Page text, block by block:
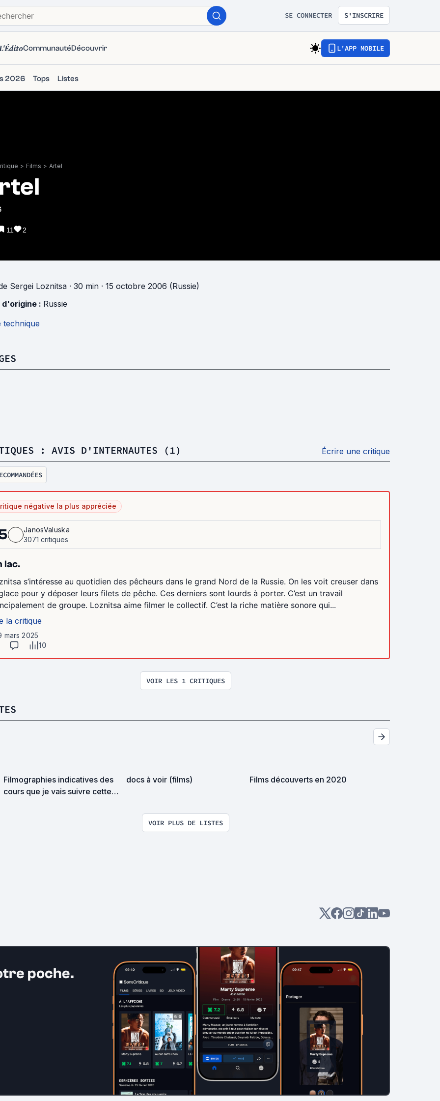
SE CONNECTER S'INSCRIRE
CommunautéDécouvrir L'APP MOBILE
2026 Tops Listes
> Films > Artel
11 2
Sergei Loznitsa · 30 min · 15 octobre 2006 (Russie)
d'origine : Russie
technique
: AVIS D'INTERNAUTES (1) Écrire une critique
négative la plus appréciée
JanosValuska
3071 critiques
lac.
s’intéresse au quotidien des pêcheurs dans le grand Nord de la Russie. On les voit creuser dans
pour y déposer leurs filets de pêche. Ces derniers sont lourds à porter. C’est un travail
de groupe. Loznitsa aime filmer le collectif. C’est la riche matière sonore qui...
la critique
mars 2025
10
VOIR LES 1 CRITIQUES
Filmographies indicatives des
cours que je vais suivre cette
docs à voir (films) Films découverts en 2020
VOIR PLUS DE LISTES
poche.